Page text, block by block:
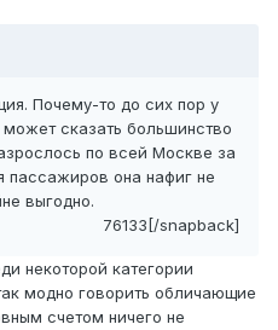
Почему-то до сих пор у
сказать большинство
по всей Москве за
пассажиров она нафиг не
выгодно.
76133[/snapback]
некоторой категории
модно говорить обличающие
счетом ничего не